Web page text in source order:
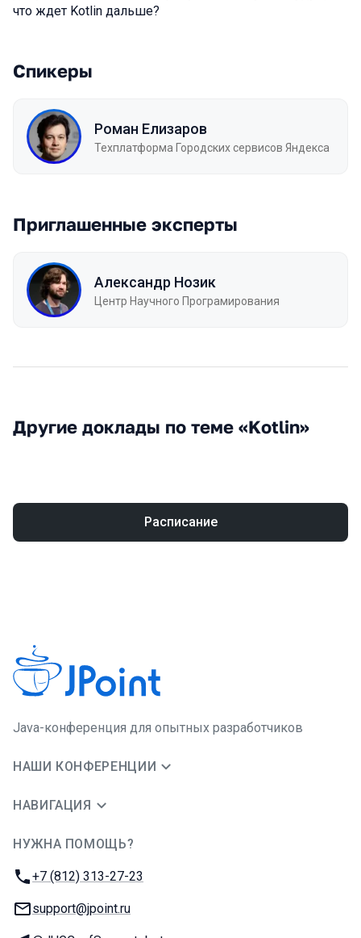
что ждет Kotlin дальше?
Спикеры
Роман Елизаров
Техплатформа Городских сервисов Яндекса
Приглашенные эксперты
Александр Нозик
Центр Научного Програмирования
Другие доклады по теме «Kotlin»
Расписание
Java-конференция для опытных разработчиков
НАШИ КОНФЕРЕНЦИИ
НАВИГАЦИЯ
НУЖНА ПОМОЩЬ?
Телефон:
+7 (812) 313-27-23
E-mail:
support@jpoint.ru